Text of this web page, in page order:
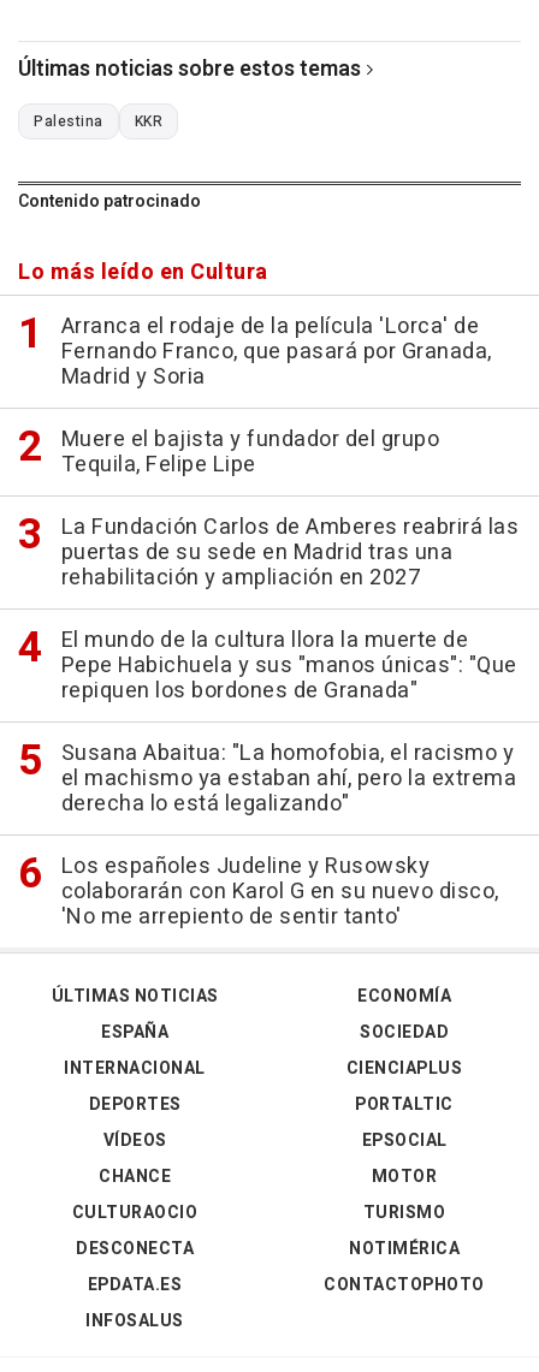
Últimas noticias sobre estos temas
Palestina KKR
Contenido patrocinado
Lo más leído en Cultura
Arranca el rodaje de la película 'Lorca' de
Fernando Franco, que pasará por Granada,
Madrid y Soria
Muere el bajista y fundador del grupo
Tequila, Felipe Lipe
La Fundación Carlos de Amberes reabrirá las
puertas de su sede en Madrid tras una
rehabilitación y ampliación en 2027
El mundo de la cultura llora la muerte de
Pepe Habichuela y sus "manos únicas": "Que
repiquen los bordones de Granada"
Susana Abaitua: "La homofobia, el racismo y
el machismo ya estaban ahí, pero la extrema
derecha lo está legalizando"
Los españoles Judeline y Rusowsky
colaborarán con Karol G en su nuevo disco,
'No me arrepiento de sentir tanto'
ÚLTIMAS NOTICIAS
ESPAÑA
INTERNACIONAL
DEPORTES
VÍDEOS
ECONOMÍA
SOCIEDAD
CIENCIAPLUS
PORTALTIC
EPSOCIAL
CHANCE
CULTURAOCIO
DESCONECTA
EPDATA.ES
INFOSALUS
MOTOR
TURISMO
NOTIMÉRICA
CONTACTOPHOTO